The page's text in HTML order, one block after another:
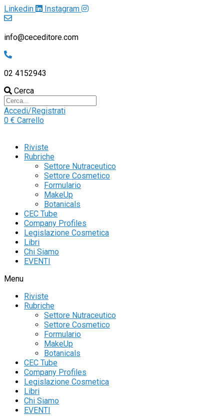
Linkedin Instagram
info@ceceditore.com
02 4152943
Cerca
Accedi/Registrati
0 € Carrello
Riviste
Rubriche
Settore Nutraceutico
Settore Cosmetico
Formulario
MakeUp
Botanicals
CEC Tube
Company Profiles
Legislazione Cosmetica
Libri
Chi Siamo
EVENTI
Menu
Riviste
Rubriche
Settore Nutraceutico
Settore Cosmetico
Formulario
MakeUp
Botanicals
CEC Tube
Company Profiles
Legislazione Cosmetica
Libri
Chi Siamo
EVENTI